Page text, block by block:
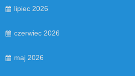
lipiec 2026
czerwiec 2026
maj 2026